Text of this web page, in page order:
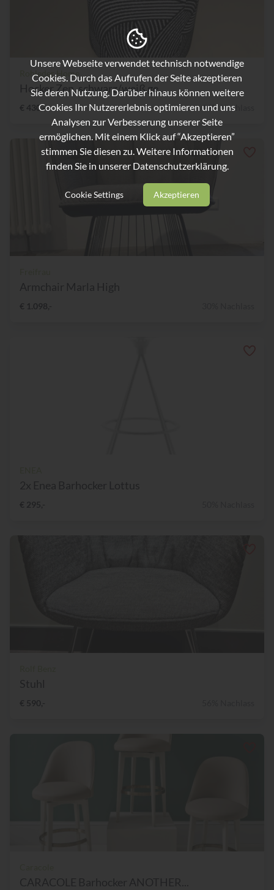
Rohleder Home
Hocker Zen, schwarz/weiß ge...
€ 430,- 14% Nachlass
Unsere Webseite verwendet technisch notwendige
Cookies. Durch das Aufrufen der Seite akzeptieren
Sie deren Nutzung. Darüber hinaus können weitere
Cookies Ihr Nutzererlebnis optimieren und uns
Analysen zur Verbesserung unserer Seite
ermöglichen. Mit einem Klick auf “Akzeptieren”
stimmen Sie diesen zu. Weitere Informationen
finden Sie in unserer Datenschutzerklärung.
Cookie Settings Akzeptieren